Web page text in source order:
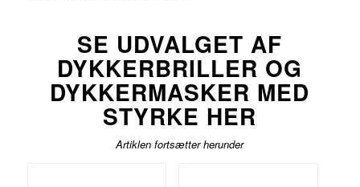
SE UDVALGET AF
DYKKERBRILLER OG
DYKKERMASKER MED
STYRKE HER
Artiklen fortsætter herunder